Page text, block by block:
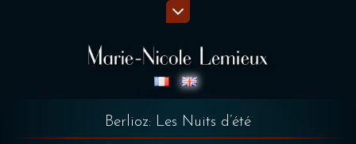
Berlioz: Les Nuits d’été